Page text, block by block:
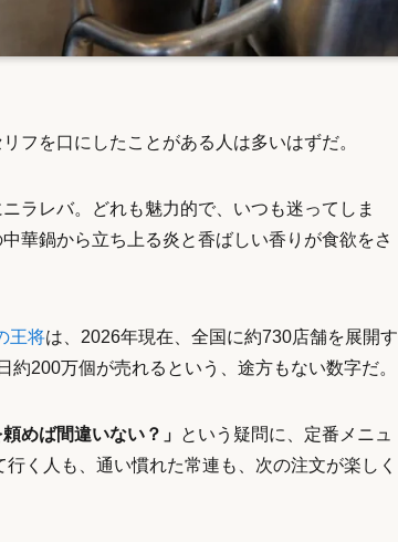
フを口にしたことがある人は多いはずだ。
ラレバ。どれも魅力的で、いつも迷ってしま
華鍋から立ち上る炎と香ばしい香りが食欲をさ
王将は、2026年現在、全国に約730店舗を展開す
200万個が売れるという、途方もない数字だ。
めば間違いない？」 という疑問に、定番メニュ
く人も、通い慣れた常連も、次の注文が楽しく